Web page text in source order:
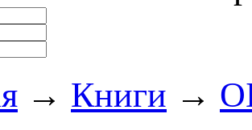
→ Книги →